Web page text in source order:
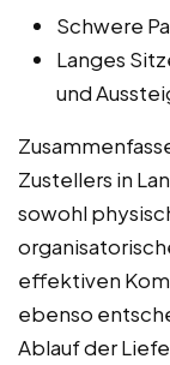
Schwere
Langes
und
Zustellers in
sowohl
effektiven
ebenso
Ablauf der